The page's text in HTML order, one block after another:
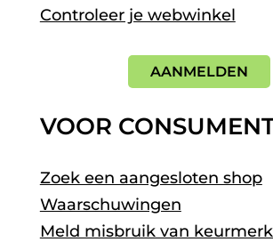
Controleer je webwinkel
AANMELDEN
VOOR
Zoek een aangesloten shop
Waarschuwingen
Meld misbruik van